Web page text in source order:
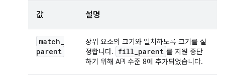
값 설명
match_
parent
상위 요소의 크기와 일치하도록 크기를 설
정합니다.
fill_parent 를 지원 중단
하기 위해 API 수준 8에 추가되었습니다.